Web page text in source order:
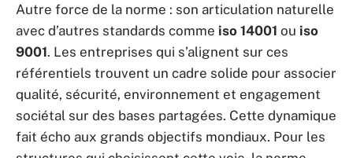
Autre force de la norme : son articulation naturelle
avec d’autres standards comme iso 14001 ou iso
9001. Les entreprises qui s’alignent sur ces
référentiels trouvent un cadre solide pour associer
qualité, sécurité, environnement et engagement
sociétal sur des bases partagées. Cette dynamique
fait écho aux grands objectifs mondiaux. Pour les